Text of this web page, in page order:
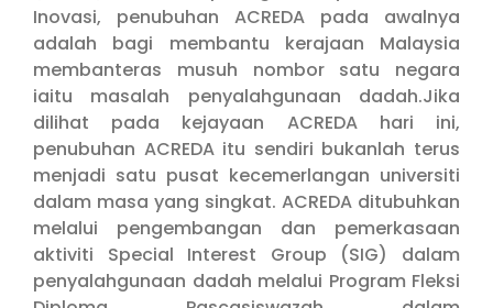
Inovasi, penubuhan ACREDA pada awalnya
adalah bagi membantu kerajaan Malaysia
membanteras musuh nombor satu negara
iaitu masalah penyalahgunaan dadah.Jika
dilihat pada kejayaan ACREDA hari ini,
penubuhan ACREDA itu sendiri bukanlah terus
menjadi satu pusat kecemerlangan universiti
dalam masa yang singkat. ACREDA ditubuhkan
melalui pengembangan dan pemerkasaan
aktiviti Special Interest Group (SIG) dalam
penyalahgunaan dadah melalui Program Fleksi